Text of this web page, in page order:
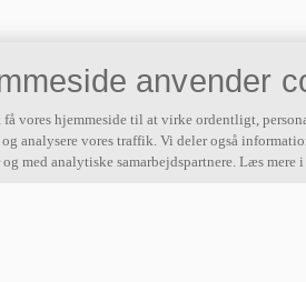
anvender
vores hjemmeside til at virke ordentligt,
analysere vores traffik. Vi deler også
med analytiske samarbejdspartnere. Læs mere